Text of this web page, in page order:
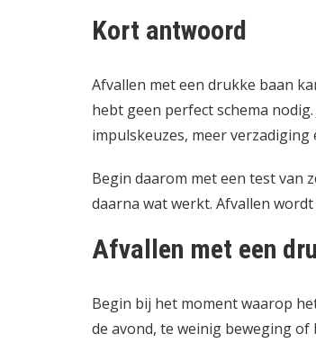
Kort antwoord
Afvallen met een drukke baan
hebt geen perfect schema
impulskeuzes, meer
Begin daarom met een test van
daarna wat werkt. Afvallen
Afvallen met een
Begin bij het moment waarop
de avond, te weinig beweging